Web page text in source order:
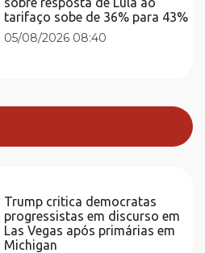
tarifaço sobe de 36% para 43%
05/08/2026 08:40
Trump critica democratas
progressistas em discurso em
Las Vegas após primárias em
Michigan